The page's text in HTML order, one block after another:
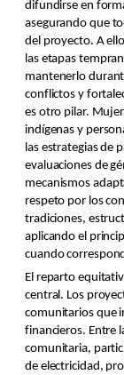
difundirse en
asegurando que
del proyecto. A
las etapas
mantenerlo
conflictos y
es otro pilar.
indígenas y
las estrategias de
evaluaciones de
mecanismos
respeto por los
tradiciones,
aplicando el
cuando
El reparto
central. Los
comunitarios que
financieros. Entre
comunitaria,
de electricidad,